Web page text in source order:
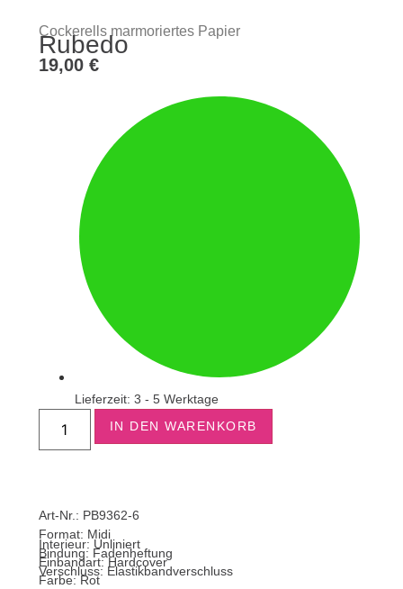
Cockerells marmoriertes Papier
Rubedo
19,00 €
Lieferzeit: 3 - 5 Werktage
IN DEN WARENKORB
Art-Nr.: PB9362-6
Format: Midi
Interieur: Unliniert
Bindung: Fadenheftung
Einbandart: Hardcover
Verschluss: Elastikbandverschluss
Farbe: Rot